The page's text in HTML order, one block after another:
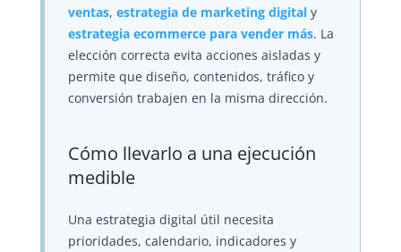
ventas, estrategia de marketing digitaly
estrategia ecommerce para vender más. La
elección correcta evita acciones aisladas y
permite que diseño, contenidos, tráfico y
conversión trabajen en la misma dirección.
Cómo llevarlo a una ejecución
medible
Una estrategia digital útil necesita
prioridades, calendario, indicadores y